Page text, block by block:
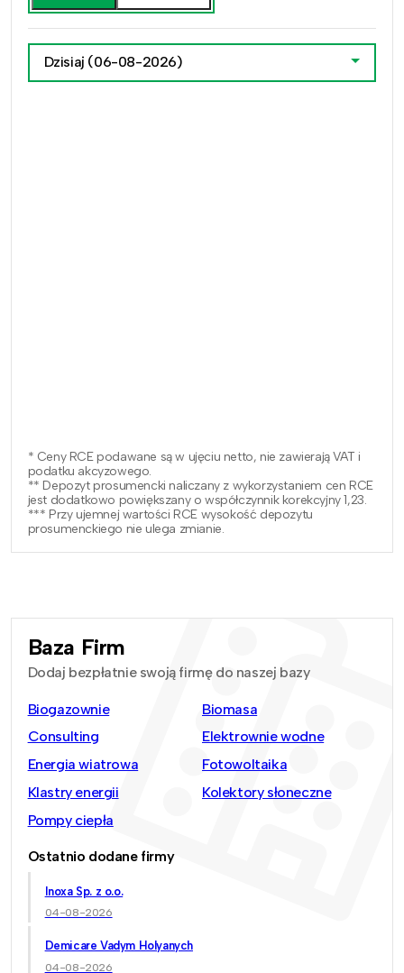
Dzisiaj (06-08-2026)
* Ceny RCE podawane są w ujęciu netto, nie zawierają VAT i
podatku akcyzowego.
** Depozyt prosumencki naliczany z wykorzystaniem cen RCE
jest dodatkowo powiększany o współczynnik korekcyjny 1,23.
*** Przy ujemnej wartości RCE wysokość depozytu
prosumenckiego nie ulega zmianie.
Baza Firm
Dodaj bezpłatnie swoją firmę do naszej bazy
Biogazownie
Biomasa
Consulting
Elektrownie wodne
Energia wiatrowa
Fotowoltaika
Klastry energii
Kolektory słoneczne
Pompy ciepła
Ostatnio dodane firmy
Inoxa Sp. z o.o.
04-08-2026
Demicare Vadym Holyanych
04-08-2026